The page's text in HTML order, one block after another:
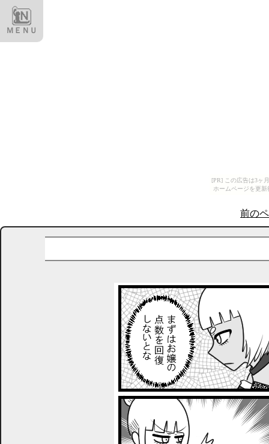
[PR] この広告は3ヶ
ホームページを更
前の
ＭＥＮＵ